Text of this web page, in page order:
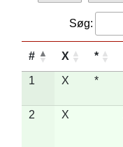
Søg:
# X *
1 X *
2 X